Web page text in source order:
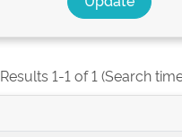
Results 1-1 of 1 (Search